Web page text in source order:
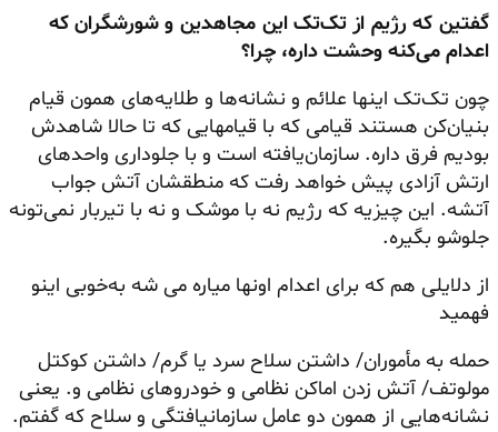
گفتین که رژیم از تک‌تک این مجاهدین و شورشگران که
اعدام می‌کنه وحشت داره، چرا؟
چون تک‌تک اینها علائم و نشانه‌ها و طلایه‌های همون قیام
بنیان‌کن هستند قیامی که با قیامهایی که تا حالا شاهدش
بودیم فرق داره. سازمان‌یافته‌ است و با جلوداری واحدهای
ارتش آزادی پیش خواهد رفت که منطقشان آتش جواب
آتشه. این چیزیه که رژیم نه با موشک و نه با تیربار نمی‌تونه
جلوشو بگیره.
از دلایلی هم که برای اعدام اونها میاره می شه به‌خوبی اینو
فهمید
حمله به مأموران/ داشتن سلاح سرد یا گرم/ داشتن کوکتل
مولوتف/ آتش زدن اماکن نظامی و خودروهای نظامی و. یعنی
نشانه‌هایی از همون دو عامل سازمانیافتگی و سلاح که گفتم.